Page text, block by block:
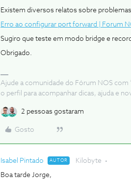
Existem diversos relatos sobre
Erro ao configurar port forward | Forum
Sugiro que teste em modo bridge e
Obrigado.
Ajude a comunidade do Fórum NOS com
o perfil para acompanhar dicas, ajuda e
2 pessoas gostaram
Gosto
Isabel Pintado AUTOR Kilobyte
Boa tarde Jorge,